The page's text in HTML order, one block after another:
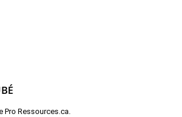
Pro Ressources.ca.